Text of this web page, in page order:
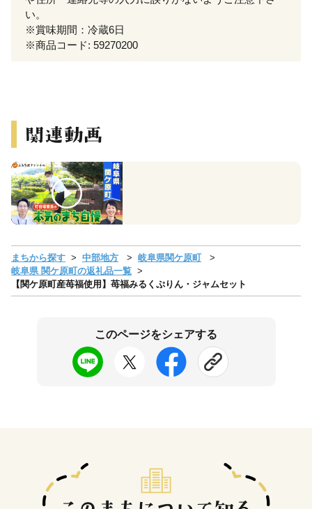
い。
※賞味期間：冷蔵6日
※商品コード: 59270200
まちから探す 中部地方
岐阜県関ケ原町
岐阜県 関ケ原町の返礼品一覧
【関ケ原町産苺福使用】苺福みるくぷりん・ジャムセット
このページをシェアする